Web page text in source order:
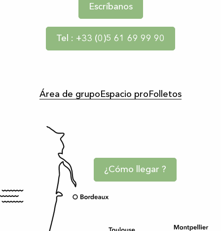
Escríbanos
Tel : +33 (0)5 61 69 99 90
Área de grupo Espacio pro Folletos
¿Cómo llegar ?